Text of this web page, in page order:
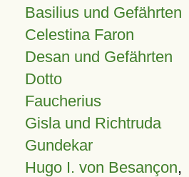
Basilius und Gefährten
Celestina Faron
Desan und Gefährten
Dotto
Faucherius
Gisla und Richtruda
Gundekar
Hugo I. von Besançon,